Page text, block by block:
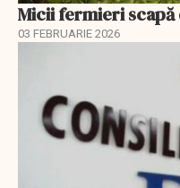
Micii fermieri
03 FEBRUARIE 2026